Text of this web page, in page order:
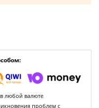
любой валюте
проблем с